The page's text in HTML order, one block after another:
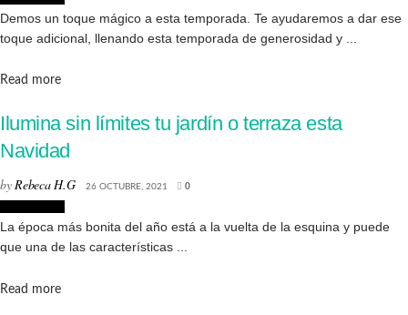
Demos un toque mágico a esta temporada. Te ayudaremos a dar ese
toque adicional, llenando esta temporada de generosidad y ...
Read moreDetails
Ilumina sin límites tu jardín o terraza esta
Navidad
byRebeca H.G 26 OCTUBRE, 2021 0
La época más bonita del año está a la vuelta de la esquina y puede
que una de las características ...
Read moreDetails